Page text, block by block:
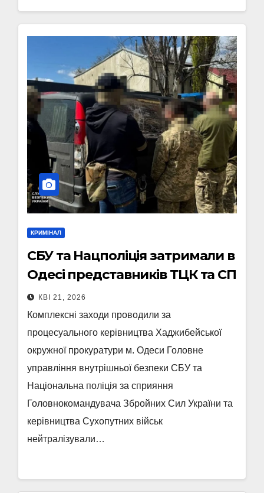
КРИМІНАЛ
СБУ та Нацполіція затримали в
Одесі представників ТЦК та СП
КВІ 21, 2026
Комплексні заходи проводили за
процесуального керівництва Хаджибейської
окружної прокуратури м. Одеси Головне
управління внутрішньої безпеки СБУ та
Національна поліція за сприяння
Головнокомандувача Збройних Сил України та
керівництва Сухопутних військ
нейтралізували…